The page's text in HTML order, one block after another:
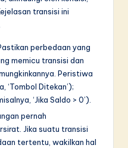
transisi ini
perbedaan yang
memicu transisi dan
Peristiwa
‘Tombol Ditekan’);
‘Jika Saldo > 0’).
pernah
Jika suatu transisi
tertentu, wakilkan hal